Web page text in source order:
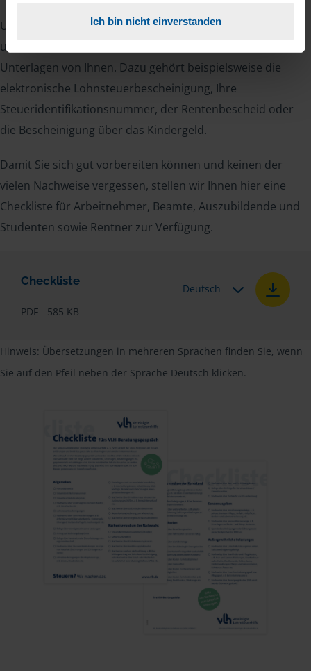
Ich bin nicht einverstanden
Um Ihre Steuererklärung erstellen zu können, benötigen
unsere Beraterinnen und Berater eine Reihe von
Unterlagen von Ihnen. Dazu gehört beispielsweise die
elektronische Lohnsteuerbescheinigung, Ihre
Steueridentifikationsnummer, der Rentenbescheid oder
die Bescheinigung über das Kindergeld.
Damit Sie sich gut vorbereiten können und keinen der
vielen Nachweise vergessen, stellen wir Ihnen hier eine
Checkliste für Arbeitnehmer, Beamte, Auszubildende und
Studenten sowie Rentner zur Verfügung.
Checkliste
PDF - 585 KB
Deutsch
Hinweis: Übersetzungen in mehreren Sprachen finden Sie, wenn
Sie auf den Pfeil neben der Sprache Deutsch klicken.